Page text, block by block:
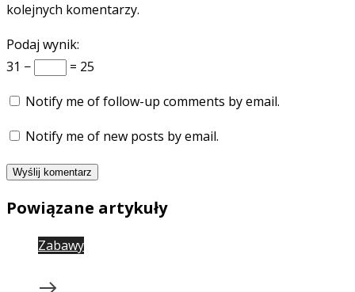
kolejnych komentarzy.
Podaj wynik:
31 −
= 25
Notify me of follow-up comments by email.
Notify me of new posts by email.
Powiązane artykuły
Zabawy